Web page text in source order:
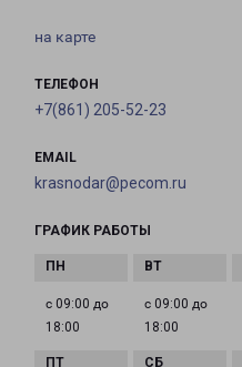
на карте
ТЕЛЕФОН
+7(861) 205-52-23
EMAIL
krasnodar@pecom.ru
ГРАФИК РАБОТЫ
с 09:00 до
18:00
с 09:00 до
18:00